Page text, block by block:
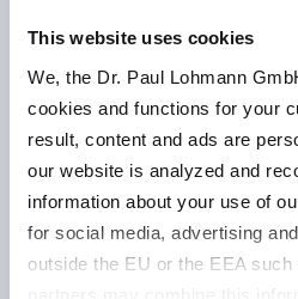
This website uses cookies
We, the Dr. Paul Lohmann
cookies and functions for your
result, content and ads are
our website is analyzed and
information about your use of
for social media, advertising
outside the EU or the EEA
ÇA VOUS
RENCONTRER